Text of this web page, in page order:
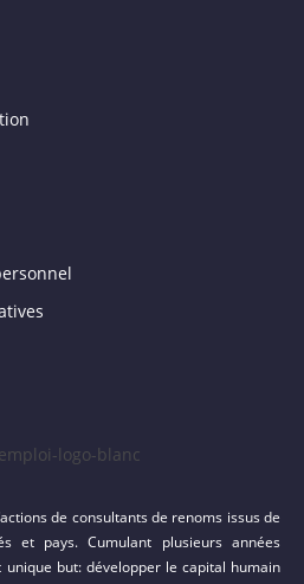
de consultants de renoms issus de
et pays. Cumulant plusieurs années
unique but: développer le capital humain